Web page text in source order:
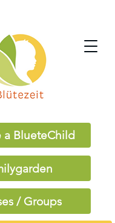
a BlueteChild
/ Groups